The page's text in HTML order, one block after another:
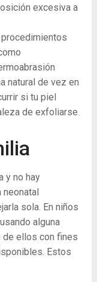
excesiva a
natural de vez en
si tu piel
de exfoliarse.
y no hay
sola. En niños
alguna
de ellos con fines
Estos